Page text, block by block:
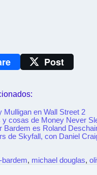
Post
Mulligan en Wall Street 2
y cosas de Money Never
Bardem es Roland
de Skyfall, con Daniel
bardem, michael douglas,